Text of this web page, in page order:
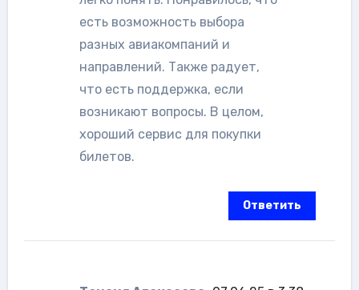
есть возможность выбора
разных авиакомпаний и
направлений. Также радует,
что есть поддержка, если
возникают вопросы. В целом,
хороший сервис для покупки
билетов.
Ответить